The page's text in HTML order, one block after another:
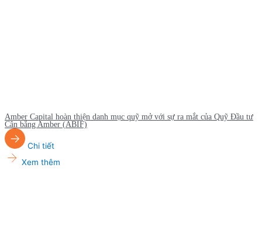
Amber Capital hoàn thiện danh mục quỹ mở với sự ra mắt của Quỹ Đầu tư
Cân bằng Amber (ABIF)
Chi tiết
Xem thêm